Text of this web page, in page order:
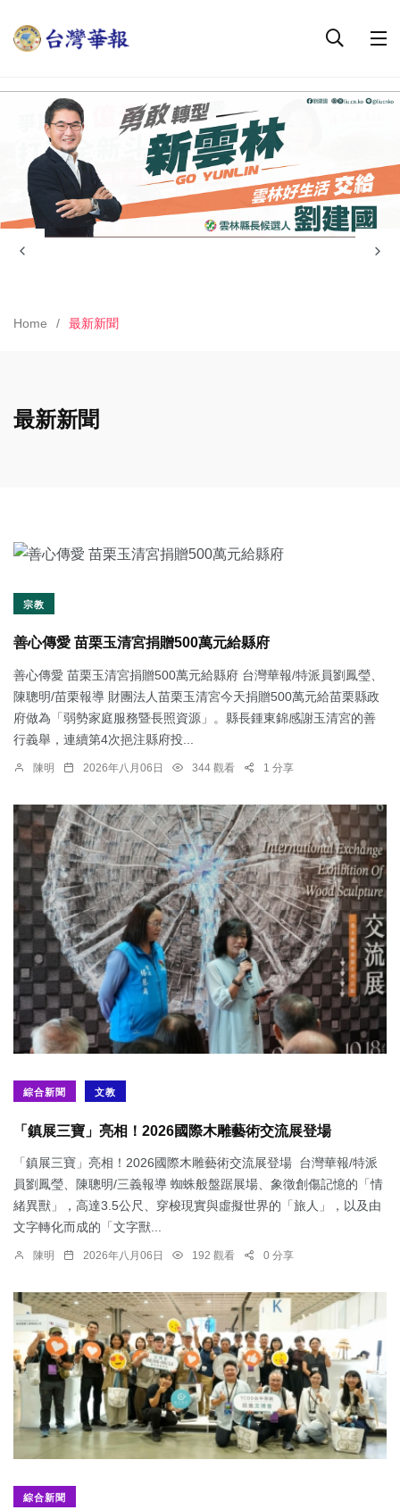
Home 最新新聞
最新新聞
宗教
善心傳愛 苗栗玉清宮捐贈500萬元給縣府
善心傳愛 苗栗玉清宮捐贈500萬元給縣府 台灣華報/特派員劉鳳瑩、
陳聰明/苗栗報導 財團法人苗栗玉清宮今天捐贈500萬元給苗栗縣政
府做為「弱勢家庭服務暨長照資源」。縣長鍾東錦感謝玉清宮的善
行義舉，連續第4次挹注縣府投...
陳明 2026年八月06日 344 觀看 1 分享
綜合新聞 文教
「鎮展三寶」亮相！2026國際木雕藝術交流展登場
「鎮展三寶」亮相！2026國際木雕藝術交流展登場 台灣華報/特派
員劉鳳瑩、陳聰明/三義報導 蜘蛛般盤踞展場、象徵創傷記憶的「情
緒異獸」，高達3.5公尺、穿梭現實與虛擬世界的「旅人」，以及由
文字轉化而成的「文字獸...
陳明 2026年八月06日 192 觀看 0 分享
綜合新聞